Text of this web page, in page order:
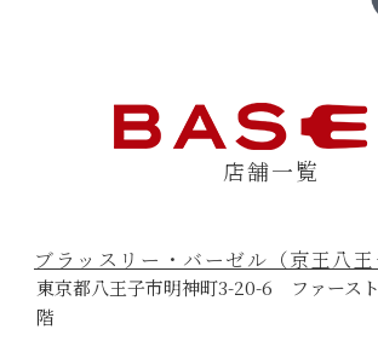
店舗一覧
ブラッスリー・バーゼル（京王八王
東京都八王子市明神町3-20-6 ファース
階